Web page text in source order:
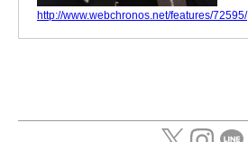
http://www.webchronos.net/features/72595/